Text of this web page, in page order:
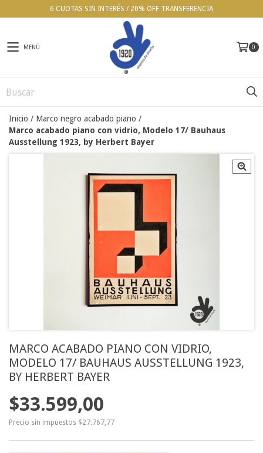
6 CUOTAS SIN INTERÉS / 20% OFF TRANSFERENCIA
MENÚ 0
Inicio / Marco negro acabado piano /
Marco acabado piano con vidrio, Modelo 17/ Bauhaus
Ausstellung 1923, by Herbert Bayer
MARCO ACABADO PIANO CON VIDRIO,
MODELO 17/ BAUHAUS AUSSTELLUNG 1923,
BY HERBERT BAYER
$33.599,00
Precio sin impuestos $27.767,77